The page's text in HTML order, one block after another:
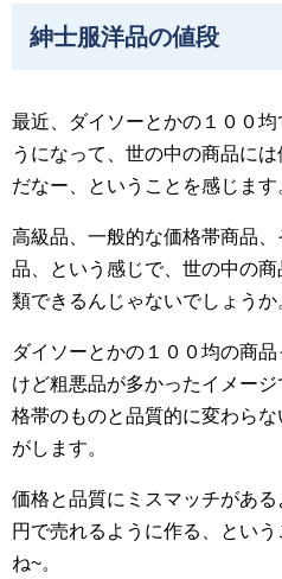
紳士服洋品の値段
最近、ダイソーとかの１００
うになって、世の中の商品に
だなー、ということを感じます
高級品、一般的な価格帯商品
品、という感じで、世の中の
類できるんじゃないでしょうか
ダイソーとかの１００均の商
けど粗悪品が多かったイメー
格帯のものと品質的に変わら
がします。
価格と品質にミスマッチがあ
円で売れるように作る、とい
ね~。